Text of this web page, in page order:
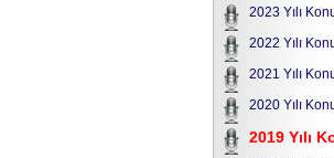
2023 Yılı
2022 Yılı
2021 Yılı
2020 Yılı
2019 Yılı